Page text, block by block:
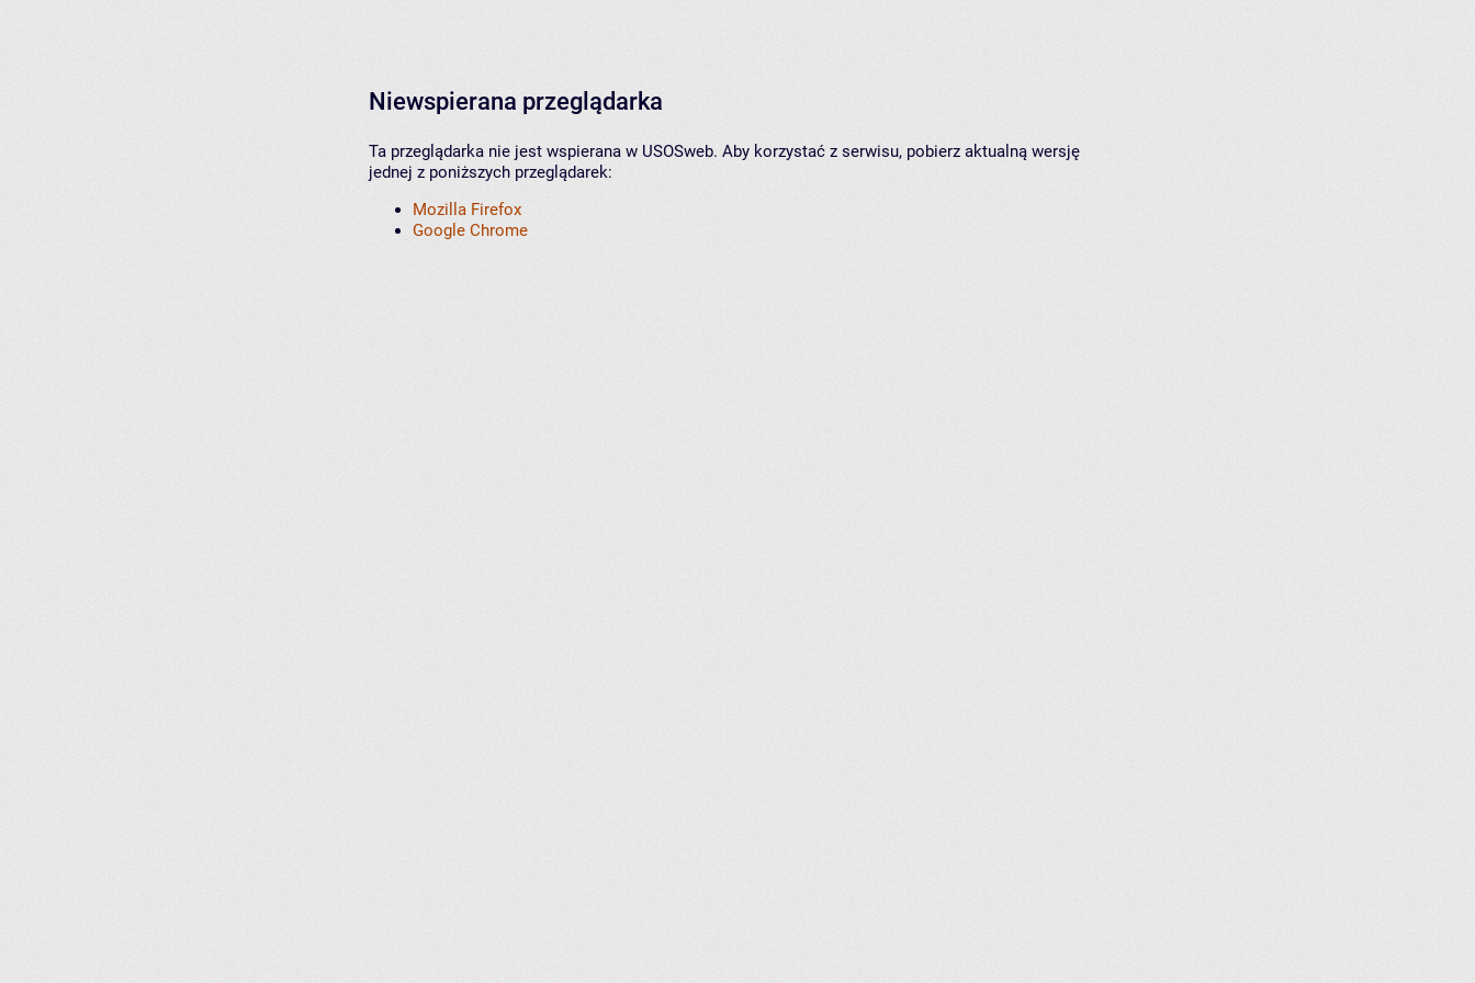
Niewspierana przeglądarka
Ta przeglądarka nie jest wspierana w USOSweb. Aby korzystać z serwisu, pobierz aktualną wersję
jednej z poniższych przeglądarek:
Mozilla Firefox
Google Chrome